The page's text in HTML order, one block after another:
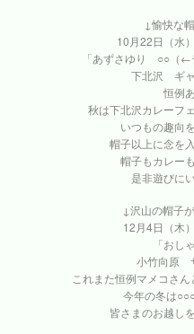
↓愉快な
10月22日（水
「あずさゆり ○○（←
下北沢 ギ
恒例
秋は下北沢カレーフ
いつもの趣向
帽子以上に念を
帽子もカレー
是非遊びに
↓沢山の帽子
12月4日（木
「おし
小竹向原
これまた恒例マメコさ
今年の冬は
皆さまのお越し